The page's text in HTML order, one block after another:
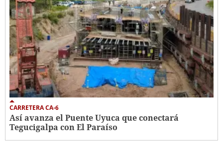
CARRETERA CA-6
Así avanza el Puente Uyuca que conectará
Tegucigalpa con El Paraíso